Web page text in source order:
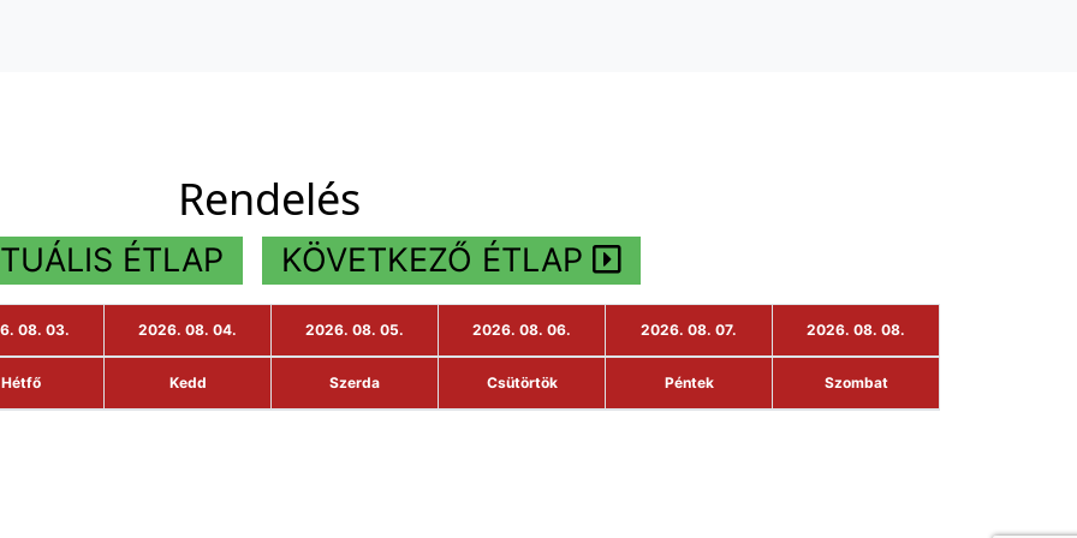
Rendelés
ÉTLAP KÖVETKEZŐ ÉTLAP
08. 03. 2026. 08. 04. 2026. 08. 05. 2026. 08. 06. 2026. 08. 07. 2026. 08. 08.
Hétfő Kedd Szerda Csütörtök Péntek Szombat